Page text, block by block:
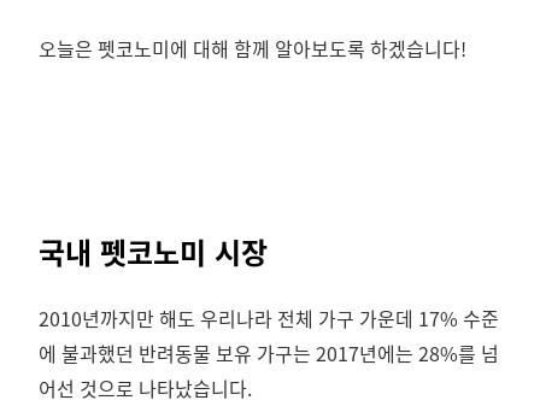
오늘은 펫코노미에 대해 함께 알아보도록 하겠습니다!
국내 펫코노미 시장
2010년까지만 해도 우리나라 전체 가구 가운데 17% 수준
에 불과했던 반려동물 보유 가구는 2017년에는 28%를 넘
어선 것으로 나타났습니다.